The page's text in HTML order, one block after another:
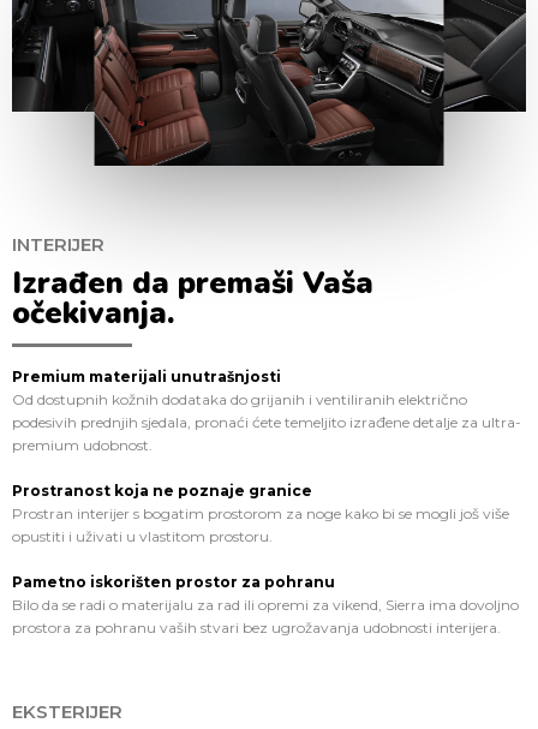
INTERIJER
Izrađen da premaši Vaša
očekivanja.
Premium materijali unutrašnjosti
Od dostupnih kožnih dodataka do grijanih i ventiliranih električno
podesivih prednjih sjedala, pronaći ćete temeljito izrađene detalje za ultra-
premium udobnost.
Prostranost koja ne poznaje granice
Prostran interijer s bogatim prostorom za noge kako bi se mogli još više
opustiti i uživati u vlastitom prostoru.
Pametno iskorišten prostor za pohranu
Bilo da se radi o materijalu za rad ili opremi za vikend, Sierra ima dovoljno
prostora za pohranu vaših stvari bez ugrožavanja udobnosti interijera.
EKSTERIJER